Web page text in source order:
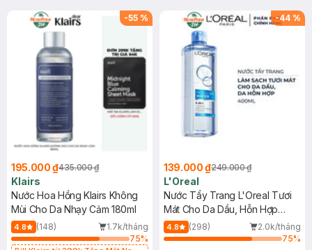
-55 %
195.000 ₫435.000 ₫
Klairs
Nước Hoa Hồng Klairs Không
Mùi Cho Da Nhạy Cảm 180ml
4.8 (148)
1.7k/tháng
75%
-44 %
139.000 ₫249.000 ₫
L'Oreal
Nước Tẩy Trang L'Oreal Tươi
Mát Cho Da Dầu, Hỗn Hợp
400ml
4.8 (298)
2.0k/tháng
75%